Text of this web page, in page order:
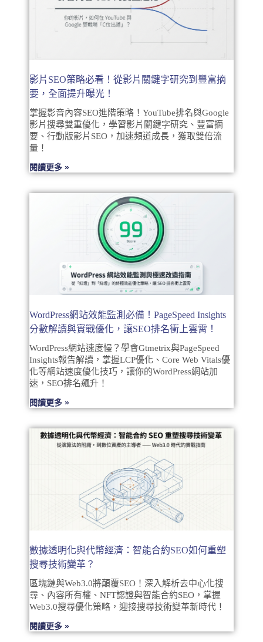
影片SEO策略必看！從影片關鍵字研究到豐富摘
要，全面提升曝光！
掌握影音內容SEO進階策略！YouTube排名與Google
影片搜尋雙重優化，學習影片關鍵字研究、豐富摘
要、行動版影片SEO，加速頻道成長，獲取雙倍流
量！
閱讀更多 »
WordPress網站效能監測必備！PageSpeed Insights
分數解讀與實戰優化，讓SEO排名衝上雲霄！
WordPress網站速度慢？學會Gtmetrix與PageSpeed
Insights報告解讀，掌握LCP優化、Core Web Vitals優
化等網站速度優化技巧，讓你的WordPress網站加
速，SEO排名飆升！
閱讀更多 »
數據透明化與代幣經濟：智能合約SEO如何重塑
搜尋技術變革？
區塊鏈與Web3.0將顛覆SEO！深入解析去中心化搜
尋、內容所有權、NFT認證與智能合約SEO，掌握
Web3.0搜尋優化策略，迎接搜尋技術變革新時代！
閱讀更多 »